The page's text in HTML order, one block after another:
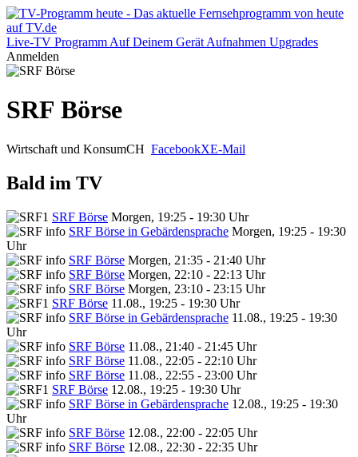
Live-TV Programm Auf Deinem Gerät Aufnahmen Upgrades
Anmelden
SRF Börse
Wirtschaft und KonsumCH FacebookXE-Mail
Bald im TV
SRF Börse Morgen, 19:25 - 19:30 Uhr
SRF Börse in Gebärdensprache Morgen, 19:25 - 19:30
Uhr
SRF Börse Morgen, 21:35 - 21:40 Uhr
SRF Börse Morgen, 22:10 - 22:13 Uhr
SRF Börse Morgen, 23:10 - 23:15 Uhr
SRF Börse 11.08., 19:25 - 19:30 Uhr
SRF Börse in Gebärdensprache 11.08., 19:25 - 19:30
Uhr
SRF Börse 11.08., 21:40 - 21:45 Uhr
SRF Börse 11.08., 22:05 - 22:10 Uhr
SRF Börse 11.08., 22:55 - 23:00 Uhr
SRF Börse 12.08., 19:25 - 19:30 Uhr
SRF Börse in Gebärdensprache 12.08., 19:25 - 19:30
Uhr
SRF Börse 12.08., 22:00 - 22:05 Uhr
SRF Börse 12.08., 22:30 - 22:35 Uhr